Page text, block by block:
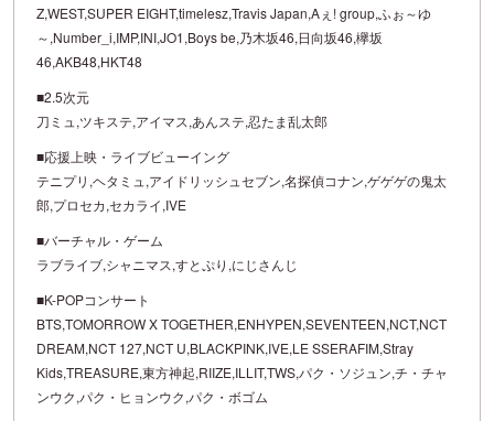
Z,WEST,SUPER EIGHT,timelesz,Travis Japan,Aぇ! group,ふぉ～ゆ
～,Number_i,IMP,INI,JO1,Boys be,乃木坂46,日向坂46,欅坂
46,AKB48,HKT48
■2.5次元
刀ミュ,ツキステ,アイマス,あんステ,忍たま乱太郎
■応援上映・ライブビューイング
テニプリ,ヘタミュ,アイドリッシュセブン,名探偵コナン,ゲゲゲの鬼太
郎,プロセカ,セカライ,IVE
■バーチャル・ゲーム
ラブライブ,シャニマス,すとぷり,にじさんじ
■K-POPコンサート
BTS,TOMORROW X TOGETHER,ENHYPEN,SEVENTEEN,NCT,NCT
DREAM,NCT 127,NCT U,BLACKPINK,IVE,LE SSERAFIM,Stray
Kids,TREASURE,東方神起,RIIZE,ILLIT,TWS,パク・ソジュン,チ・チャ
ンウク,パク・ヒョンウク,パク・ボゴム